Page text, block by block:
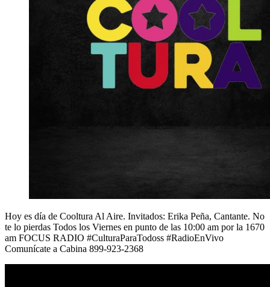
Hoy es día de Cooltura Al Aire. Invitados: Erika Peña, Cantante. No
te lo pierdas Todos los Viernes en punto de las 10:00 am por la 1670
am FOCUS RADIO #CulturaParaTodoss #RadioEnVivo
Comunícate a Cabina 899-923-2368